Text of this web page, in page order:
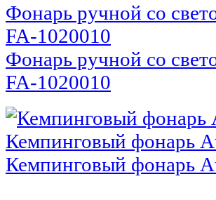
Фонарь ручной со
FA-1020010
Фонарь ручной со
FA-1020010
Кемпинговый фонарь
Кемпинговый фонарь